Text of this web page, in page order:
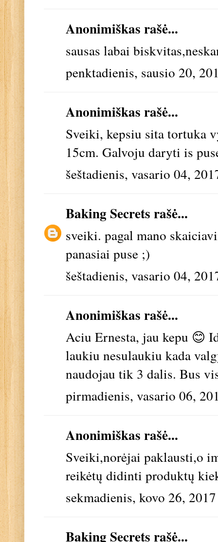
Anonimiškas rašė...
sausas labai
penktadienis, sausio 20,
Anonimiškas rašė...
Sveiki, kepsiu sita tortuka
15cm. Galvoju daryti is
šeštadienis, vasario 04,
Baking Secrets rašė...
sveiki. pagal mano
panasiai puse ;)
šeštadienis, vasario 04,
Anonimiškas rašė...
Aciu Ernesta, jau kepu 😊
laukiu nesulaukiu kada
naudojau tik 3 dalis. Bus
pirmadienis, vasario 06,
Anonimiškas rašė...
Sveiki,norėjai paklausti,o
reikėtų didinti produktų
sekmadienis, kovo 26, 2017
Baking Secrets rašė...